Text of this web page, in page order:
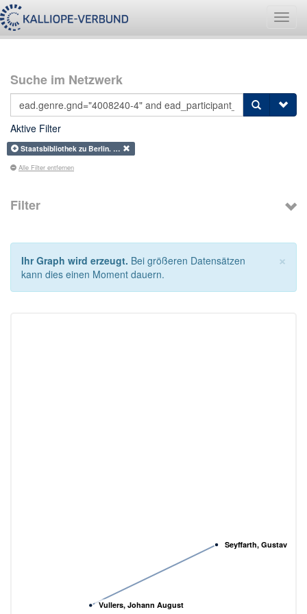
Suche im Netzwerk
Aktive Filter
Staatsbibliothek zu Berlin. …
Alle Filter entfernen
Filter
×
Ihr Graph wird erzeugt. Bei größeren Datensätzen
kann dies einen Moment dauern.
Vullers, Johann August
Seyffarth, Gustav